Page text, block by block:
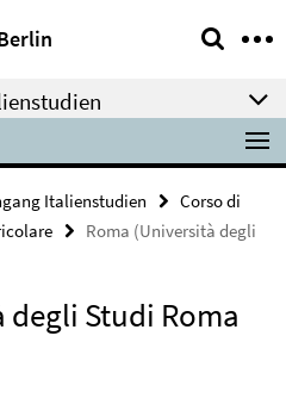
Italienstudien
Corso di
Roma (Università degli
degli Studi Roma